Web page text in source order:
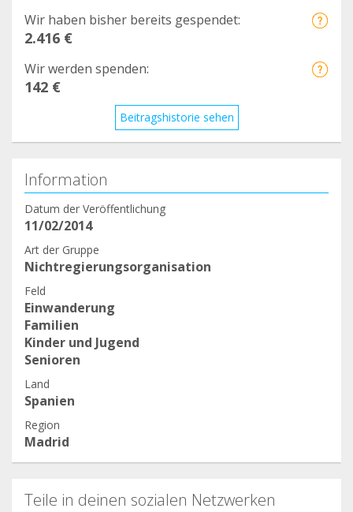
Wir haben bisher bereits gespendet:
2.416 €
Wir werden spenden:
142 €
Beitragshistorie sehen
Information
Datum der Veröffentlichung
11/02/2014
Art der Gruppe
Nichtregierungsorganisation
Feld
Einwanderung
Familien
Kinder und Jugend
Senioren
Land
Spanien
Region
Madrid
Teile in deinen sozialen Netzwerken